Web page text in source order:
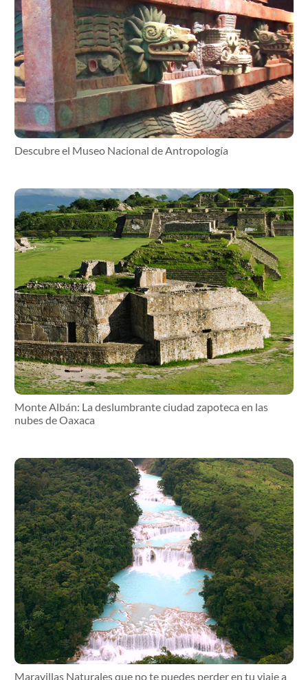
Descubre el Museo Nacional de Antropología
Monte Albán: La deslumbrante ciudad zapoteca en las
nubes de Oaxaca
Maravillas Naturales que no te puedes perder en tu viaje a